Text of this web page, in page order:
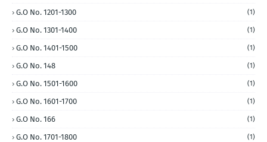
G.O No. 1201-1300 (1)
G.O No. 1301-1400 (1)
G.O No. 1401-1500 (1)
G.O No. 148 (1)
G.O No. 1501-1600 (1)
G.O No. 1601-1700 (1)
G.O No. 166 (1)
G.O No. 1701-1800 (1)